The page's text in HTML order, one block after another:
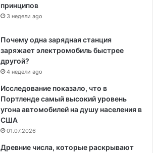
принципов
3 недели ago
Почему одна зарядная станция
заряжает электромобиль быстрее
другой?
4 недели ago
Исследование показало, что в
Портленде самый высокий уровень
угона автомобилей на душу населения в
США
01.07.2026
Древние числа, которые раскрывают